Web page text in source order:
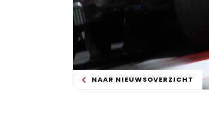
NAAR NIEUWSOVERZICHT